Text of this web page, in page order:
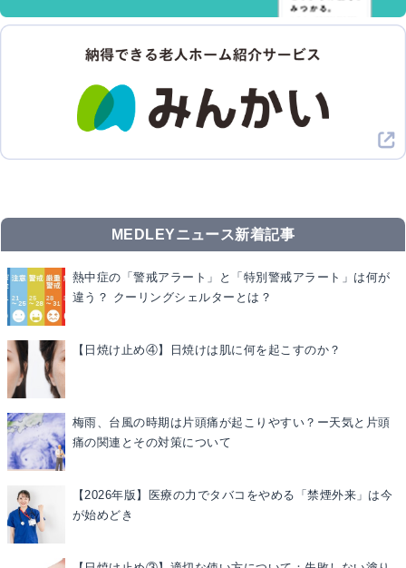
MEDLEYニュース新着記事
熱中症の「警戒アラート」と「特別警戒アラート」は何が
違う？ クーリングシェルターとは？
【日焼け止め④】日焼けは肌に何を起こすのか？
梅雨、台風の時期は片頭痛が起こりやすい？ー天気と片頭
痛の関連とその対策について
【2026年版】医療の力でタバコをやめる「禁煙外来」は今
が始めどき